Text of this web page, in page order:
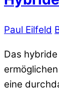
Paul Eilfeld
Das
eine